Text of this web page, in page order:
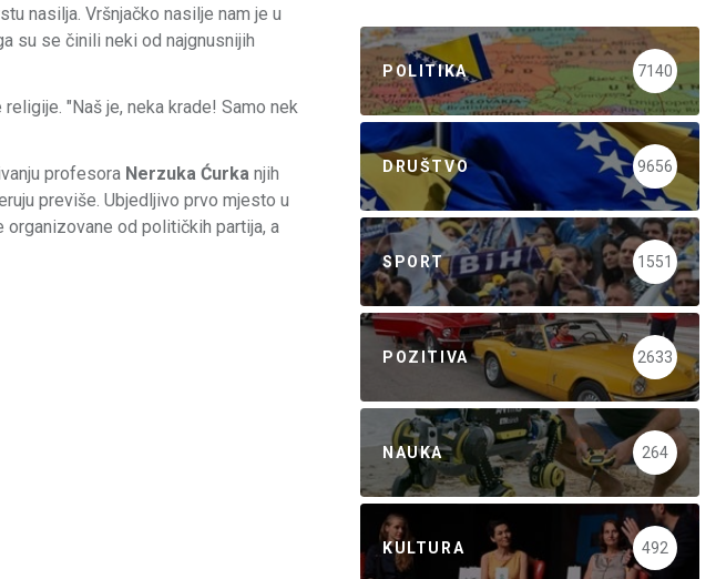
nasilja. Vršnjačko nasilje nam je u
su se činili neki od najgnusnijih
"Naš je, neka krade! Samo nek
profesora Nerzuka Ćurka njih
previše. Ubjedljivo prvo mjesto u
od političkih partija, a
POLITIKA 7140
DRUŠTVO 9656
SPORT 1551
POZITIVA 2633
NAUKA 264
KULTURA 492